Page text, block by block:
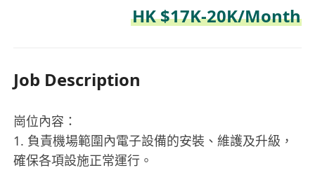
HK $17K-20K/Month
Job Description
崗位內容：
1. 負責機場範圍內電子設備的安裝、維護及升級，
確保各項設施正常運行。